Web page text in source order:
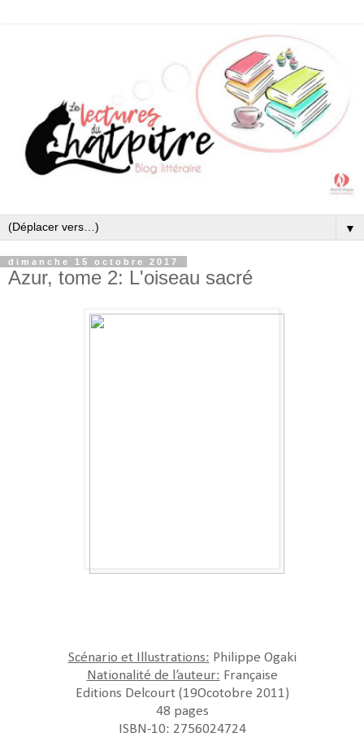
▼
dimanche 15 octobre 2017
Azur, tome 2: L'oiseau sacré
Scénario et Illustrations: Philippe Ogaki
Nationalité de l’auteur: Française
Editions Delcourt (19Ocotobre 2011)
48 pages
ISBN-10: 2756024724